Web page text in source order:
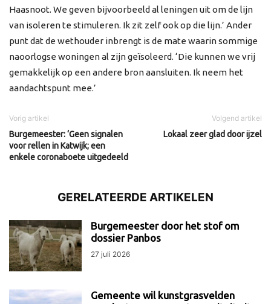
Haasnoot. We geven bijvoorbeeld al leningen uit om de lijn
van isoleren te stimuleren. Ik zit zelf ook op die lijn.’ Ander
punt dat de wethouder inbrengt is de mate waarin sommige
naoorlogse woningen al zijn geïsoleerd. ‘Die kunnen we vrij
gemakkelijk op een andere bron aansluiten. Ik neem het
aandachtspunt mee.’
Vorig artikel
Burgemeester: ‘Geen signalen
voor rellen in Katwijk; een
enkele coronaboete uitgedeeld
Volgend artikel
Lokaal zeer glad door ijzel
GERELATEERDE ARTIKELEN
Burgemeester door het stof om
dossier Panbos
27 juli 2026
Gemeente wil kunstgrasvelden